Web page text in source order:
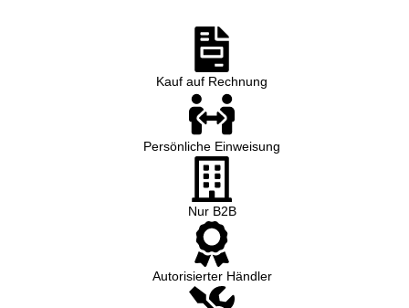
Kauf auf Rechnung
Persönliche Einweisung
Nur B2B
Autorisierter Händler